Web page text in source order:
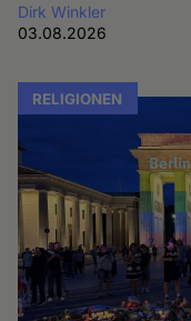
Dirk Winkler
03.08.2026
RELIGIONEN